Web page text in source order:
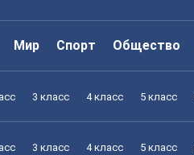
Мир Спорт Общество
3 класс 4 класс 5 класс
3 класс 4 класс 5 класс